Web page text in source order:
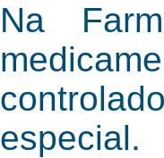
Na
especial.